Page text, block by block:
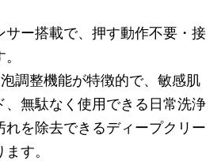
サー搭載で、押す動作不要・接
調整機能が特徴的で、敏感肌
、無駄なく使用できる日常洗浄
れを除去できるディープクリー
す。